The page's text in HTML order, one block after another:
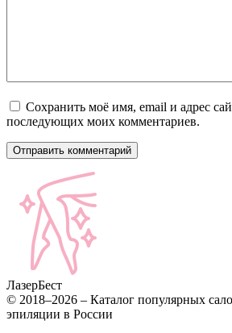
Сохранить моё имя, email и адрес
последующих моих комментариев.
ЛазерБест
© 2018–2026 – Каталог популярных
эпиляции в России